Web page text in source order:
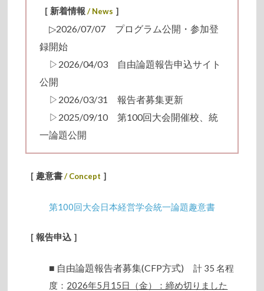
［ 新着情報 /News ］
▷2026/07/07 プログラム公開・参加登
録開始
▷2026/04/03 自由論題報告申込サイト
公開
▷2026/03/31 報告者募集更新
▷2025/09/10 第100回大会開催校、統
一論題公開
［ 趣意書/ Concept ］
第100回大会日本経営学会統一論題趣意書
［ 報告申込 ］
■ 自由論題報告者募集(CFP方式)計 35 名程
度： 2026年5月15日（金）：締め切りました